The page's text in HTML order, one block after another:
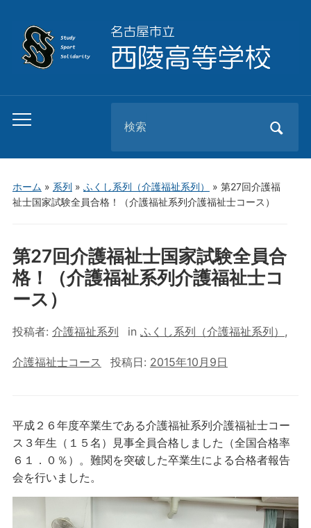
Toggle
menu
for:
ホーム » 系列 » ふくし系列（介護福祉系列） » 第27回介護福
祉士国家試験全員合格！（介護福祉系列介護福祉士コース）
第27回介護福祉士国家試験全員合
格！（介護福祉系列介護福祉士コ
ース）
投稿者: 介護福祉系列 in ふくし系列（介護福祉系列） ,
介護福祉士コース 投稿日: 2015年10月9日
平成２６年度卒業生である介護福祉系列介護福祉士コー
ス３年生（１５名）見事全員合格しました（全国合格率
６１．０％）。難関を突破した卒業生による合格者報告
会を行いました。